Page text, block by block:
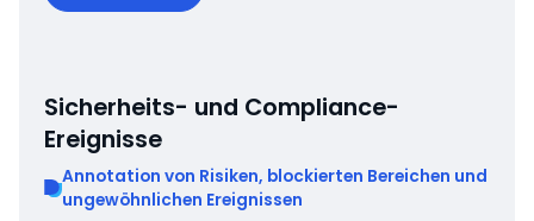
Sicherheits- und Compliance-
Ereignisse
Annotation von Risiken, blockierten Bereichen und
ungewöhnlichen Ereignissen